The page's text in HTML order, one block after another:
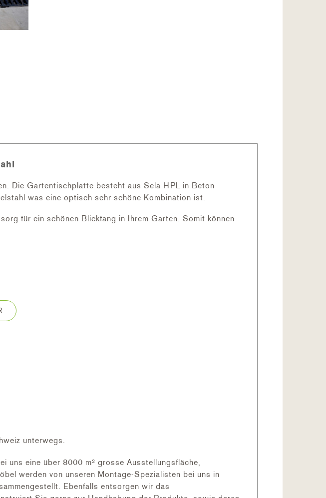
Die Gartentischplatte besteht aus Sela HPL in Beton
was eine optisch sehr schöne Kombination ist.
für ein schönen Blickfang in Ihrem Garten. Somit können
unterwegs.
uns eine über 8000 m² grosse Ausstellungsfläche,
werden von unseren Montage-Spezialisten bei uns in
Ebenfalls entsorgen wir das